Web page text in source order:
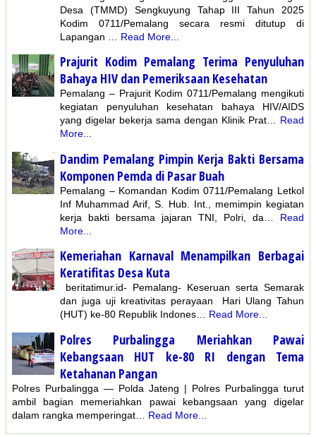
Desa (TMMD) Sengkuyung Tahap III Tahun 2025
Kodim 0711/Pemalang secara resmi ditutup di
Lapangan …
Read More...
Prajurit Kodim Pemalang Terima Penyuluhan
Bahaya HIV dan Pemeriksaan Kesehatan
Pemalang – Prajurit Kodim 0711/Pemalang mengikuti
kegiatan penyuluhan kesehatan bahaya HIV/AIDS
yang digelar bekerja sama dengan Klinik Prat… Read
More...
Dandim Pemalang Pimpin Kerja Bakti Bersama
Komponen Pemda di Pasar Buah
Pemalang – Komandan Kodim 0711/Pemalang Letkol
Inf Muhammad Arif, S. Hub. Int., memimpin kegiatan
kerja bakti bersama jajaran TNI, Polri, da…
Read
More...
Kemeriahan Karnaval Menampilkan Berbagai
Keratifitas Desa Kuta
beritatimur.id- Pemalang- Keseruan serta Semarak
dan juga uji kreativitas perayaan Hari Ulang Tahun
(HUT) ke-80 Republik Indones… Read More...
Polres Purbalingga Meriahkan Pawai
Kebangsaan HUT ke-80 RI dengan Tema
Ketahanan Pangan
Polres Purbalingga — Polda Jateng | Polres Purbalingga turut
ambil bagian memeriahkan pawai kebangsaan yang digelar
dalam rangka memperingat…
Read More...